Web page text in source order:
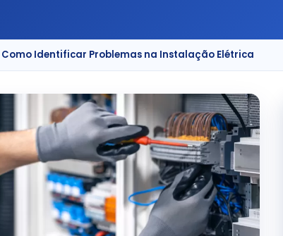
Identificar Problemas na Instalação Elétrica